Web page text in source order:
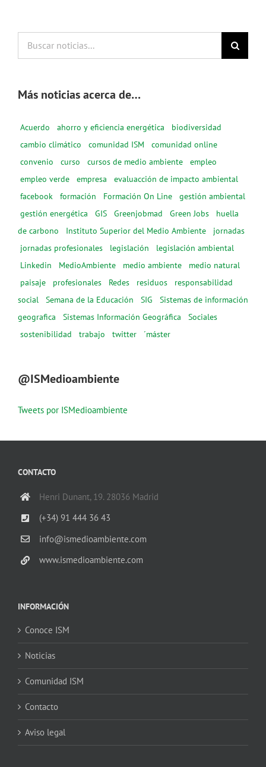
noticias...
Más noticias acerca de…
Acuerdo ahorro y eficiencia energética
biodiversidad
cambio climático
comunidad ISM
comunidad online
convenio
curso cursos de medio ambiente
empleo
empleo verde
empresa
evaluacción de impacto ambiental
facebook
formación Formación On Line
gestión ambiental
gestión energética
GIS Greenjobmad Green Jobs
huella
de carbono
Instituto Superior del Medio Ambiente
jornadas
jornadas profesionales
legislación
legislación ambiental
Linkedin
MedioAmbiente medio ambiente
medio natural
paisaje
profesionales Redes residuos
responsabilidad
social
Semana de la Educación SIG
Sistemas de información
geografica
Sistemas Información Geográfica
Sociales
sostenibilidad
trabajo twitter ´máster
@ISMedioambiente
Tweets por ISMedioambiente
CONTACTO
Henri Dunant, 19. 28036 Madrid
(+34) 91 444 36 43
info@ismedioambiente.com
www.ismedioambiente.com
INFORMACIÓN
Conoce ISM
Noticias
Comunidad ISM
Contacto
Aviso legal